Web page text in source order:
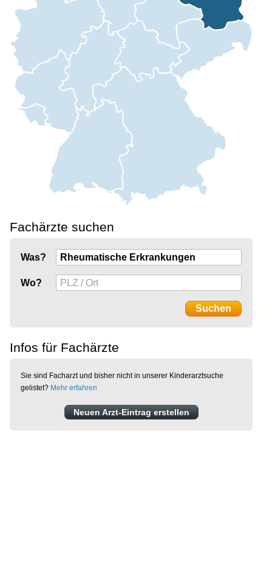
Fachärzte suchen
Was?
Wo?
Infos für Fachärzte
Sie sind Facharzt und bisher nicht in unserer Kinderarztsuche
gelistet? Mehr erfahren
Neuen Arzt-Eintrag erstellen